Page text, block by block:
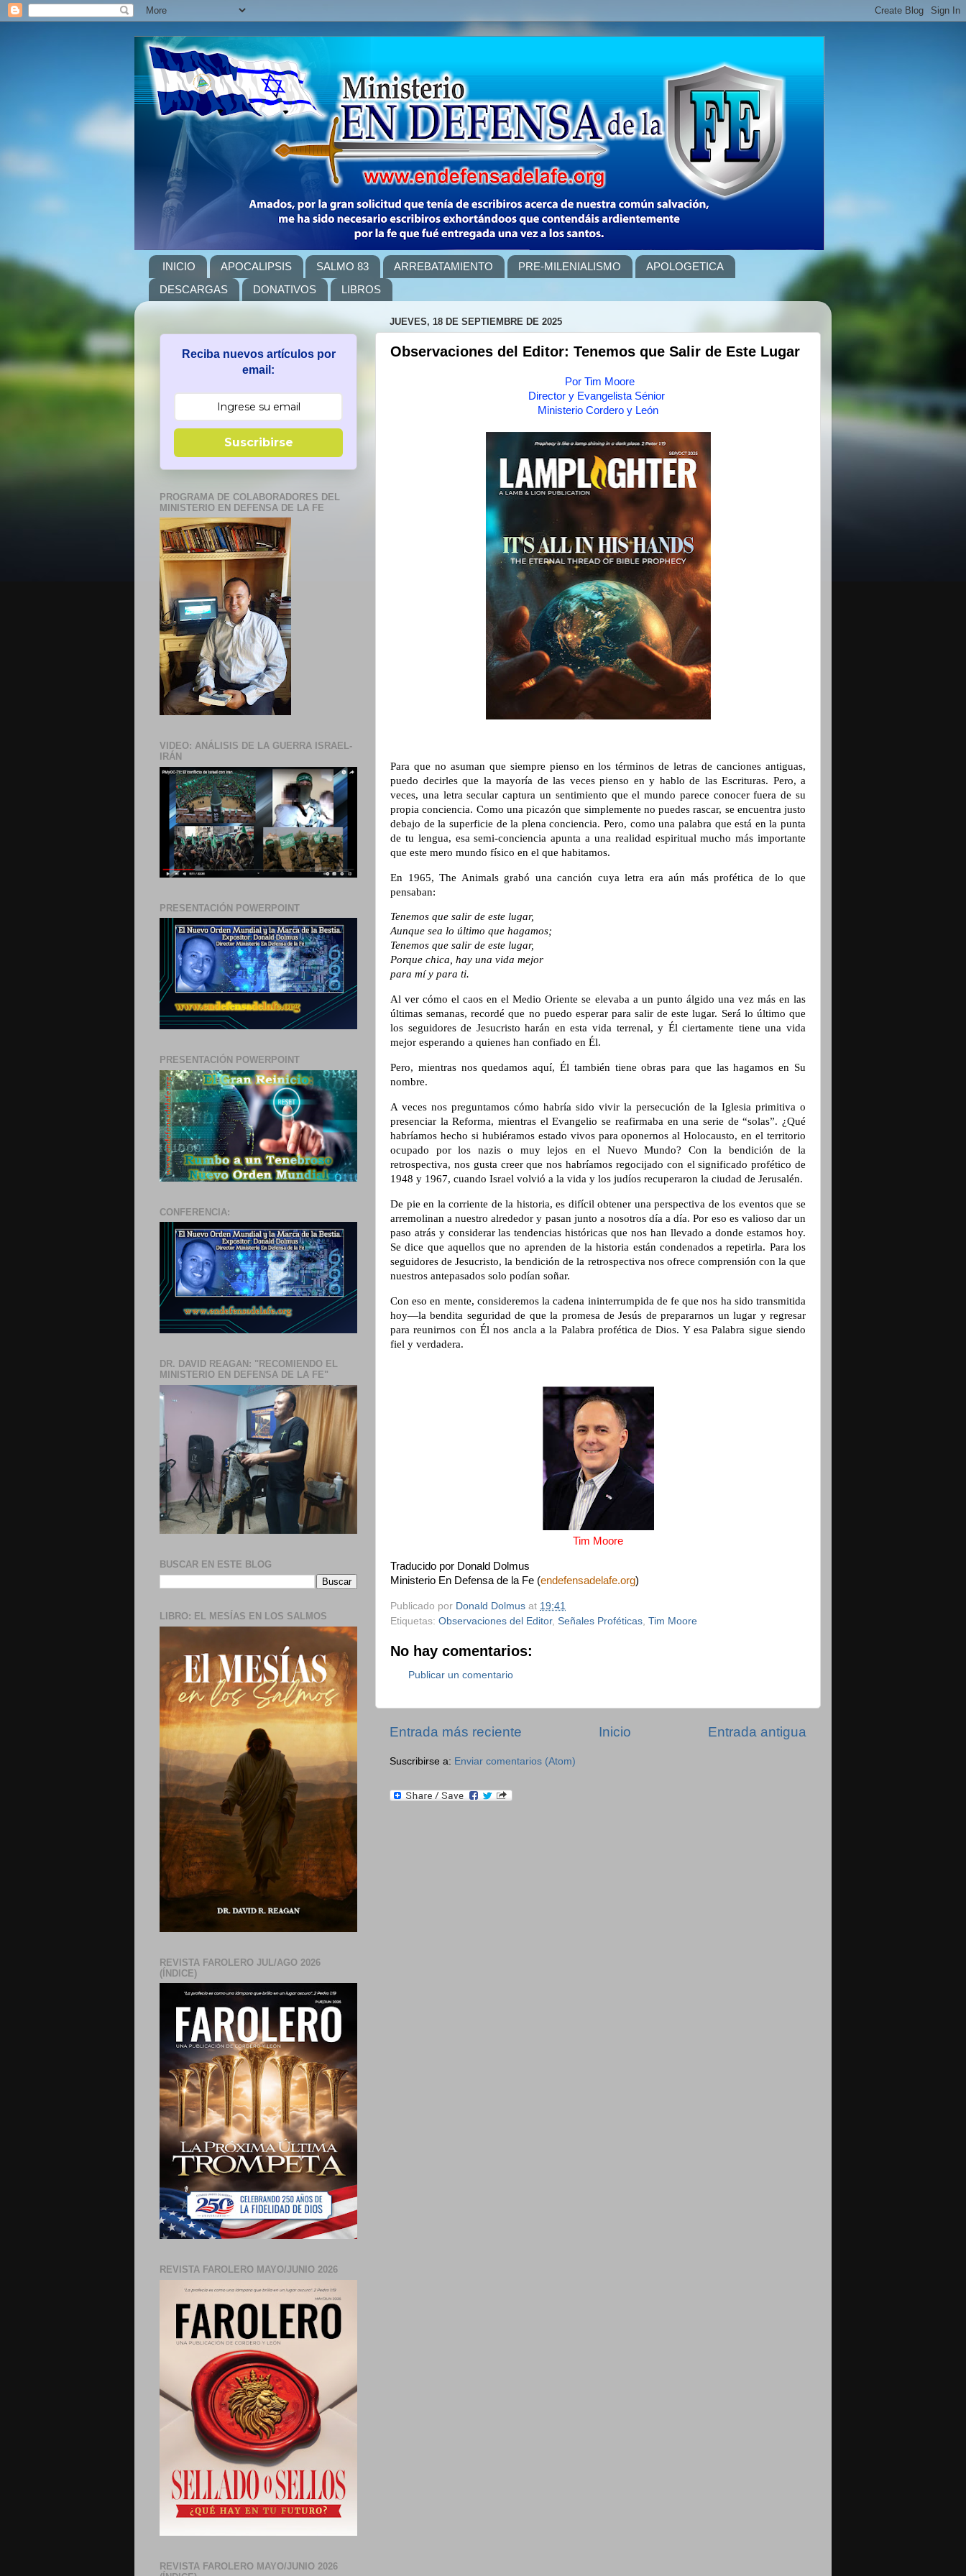
INICIO APOCALIPSIS SALMO 83 ARREBATAMIENTO PRE-MILENIALISMO
APOLOGETICA
DESCARGAS
DONATIVOS LIBROS
JUEVES, 18 DE SEPTIEMBRE DE 2025
Observaciones del Editor: Tenemos que Salir de Este Lugar
Por Tim Moore
Director y Evangelista Sénior
Ministerio Cordero y León
Para que no asuman que siempre pienso en los términos de letras de canciones antiguas,
puedo decirles que la mayoría de las veces pienso en y hablo de las Escrituras. Pero, a
veces, una letra secular captura un sentimiento que el mundo parece conocer fuera de su
propia conciencia. Como una picazón que simplemente no puedes rascar, se encuentra justo
debajo de la superficie de la plena conciencia. Pero, como una palabra que está en la punta
de tu lengua, esa semi-conciencia apunta a una realidad espiritual mucho más importante
que este mero mundo físico en el que habitamos.
En 1965, The Animals grabó una canción cuya letra era aún más profética de lo que
pensaban:
Tenemos que salir de este lugar,
Aunque sea lo último que hagamos;
Tenemos que salir de este lugar,
Porque chica, hay una vida mejor
para mí y para ti.
Al ver cómo el caos en el Medio Oriente se elevaba a un punto álgido una vez más en las
últimas semanas, recordé que no puedo esperar para salir de este lugar. Será lo último que
los seguidores de Jesucristo harán en esta vida terrenal, y Él ciertamente tiene una vida
mejor esperando a quienes han confiado en Él.
Pero, mientras nos quedamos aquí, Él también tiene obras para que las hagamos en Su
nombre.
A veces nos preguntamos cómo habría sido vivir la persecución de la Iglesia primitiva o
presenciar la Reforma, mientras el Evangelio se reafirmaba en una serie de“solas”. ¿Qué
habríamos hecho si hubiéramos estado vivos para oponernos al Holocausto, en el territorio
ocupado por los nazis o muy lejos en el Nuevo Mundo? Con la bendición de la
retrospectiva, nos gusta creer que nos habríamos regocijado con el significado profético de
1948 y 1967, cuando Israel volvió a la vida y los judíos recuperaron la ciudad de Jerusalén.
De pie en la corriente de la historia, es difícil obtener una perspectiva de los eventos que se
arremolinan a nuestro alrededor y pasan junto a nosotros día a día. Por eso es valioso dar un
paso atrás y considerar las tendencias históricas que nos han llevado a donde estamos hoy.
Se dice que aquellos que no aprenden de la historia están condenados a repetirla. Para los
seguidores de Jesucristo, la bendición de la retrospectiva nos ofrece comprensión con la que
nuestros antepasados solo podían soñar.
Con eso en mente, consideremos la cadena ininterrumpida de fe que nos ha sido transmitida
hoy—la bendita seguridad de que la promesa de Jesús de prepararnos un lugar y regresar
para reunirnos con Él nos ancla a la Palabra profética de Dios. Y esa Palabra sigue siendo
fiel y verdadera.
Tim Moore
Traducido por Donald Dolmus
Ministerio En Defensa de la Fe (endefensadelafe.org)
Publicado por Donald Dolmus at 19:41
Etiquetas: Observaciones del Editor, Señales Proféticas Tim Moore
No hay comentarios:
Publicar un comentario
Entrada más reciente Entrada antigua
Inicio
Suscribirse a: Enviar comentarios (Atom)
Reciba nuevos artículos por
email:
Suscribirse
PROGRAMA DE COLABORADORES DEL
MINISTERIO EN DEFENSA DE LA FE
VIDEO: ANÁLISIS DE LA GUERRA ISRAEL-
IRÁN
PRESENTACIÓN POWERPOINT
PRESENTACIÓN POWERPOINT
CONFERENCIA:
DR. DAVID REAGAN: "RECOMIENDO EL
MINISTERIO EN DEFENSA DE LA FE"
BUSCAR EN ESTE BLOG
LIBRO: EL MESÍAS EN LOS SALMOS
REVISTA FAROLERO JUL/AGO 2026
(ÍNDICE)
REVISTA FAROLERO MAYO/JUNIO 2026
REVISTA FAROLERO MAYO/JUNIO 2026